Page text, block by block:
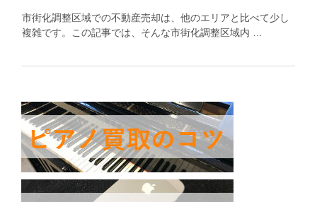
市街化調整区域での不動産売却は、他のエリアと比べて少し
複雑です。この記事では、そんな市街化調整区域内 …